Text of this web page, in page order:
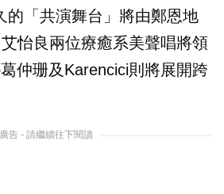
的「共演舞台」將由鄭恩地
怡良兩位療癒系美聲唱將領
仲珊及Karencici則將展開跨
廣告 - 請繼續往下閱讀